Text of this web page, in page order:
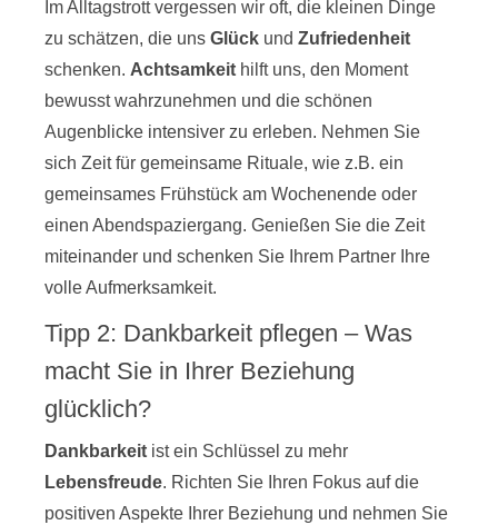
Im Alltagstrott vergessen wir oft, die kleinen Dinge
zu schätzen, die uns Glück und Zufriedenheit
schenken. Achtsamkeit hilft uns, den Moment
bewusst wahrzunehmen und die schönen
Augenblicke intensiver zu erleben. Nehmen Sie
sich Zeit für gemeinsame Rituale, wie z.B. ein
gemeinsames Frühstück am Wochenende oder
einen Abendspaziergang. Genießen Sie die Zeit
miteinander und schenken Sie Ihrem Partner Ihre
volle Aufmerksamkeit.
Tipp 2: Dankbarkeit pflegen – Was
macht Sie in Ihrer Beziehung
glücklich?
Dankbarkeit ist ein Schlüssel zu mehr
Lebensfreude. Richten Sie Ihren Fokus auf die
positiven Aspekte Ihrer Beziehung und nehmen Sie